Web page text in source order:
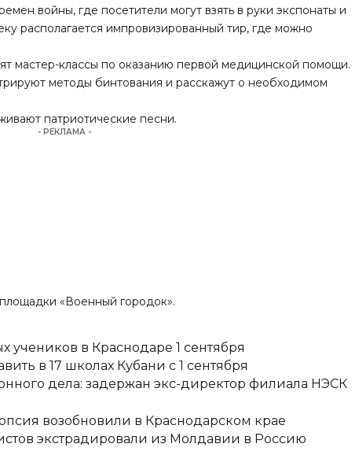
войны, где посетители могут взять в руки экспонаты и
располагается импровизированный тир, где можно
мастер-классы по оказанию первой медицинской помощи.
методы бинтования и расскажут о необходимом
патриотические песни.
- РЕКЛАМА -
«Военный городок».
учеников в Краснодаре 1 сентября
в 17 школах Кубани с 1 сентября
дела: задержан экс-директор филиала НЭСК
возобновили в Краснодарском крае
экстрадировали из Молдавии в Россию